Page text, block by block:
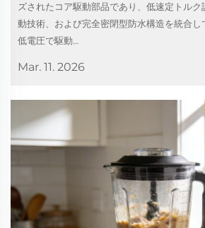
ズされたコア駆動部品であり、低速定トル
動技術、および完全密閉型防水構造を統合し
低電圧で駆動…
Mar. 11. 2026